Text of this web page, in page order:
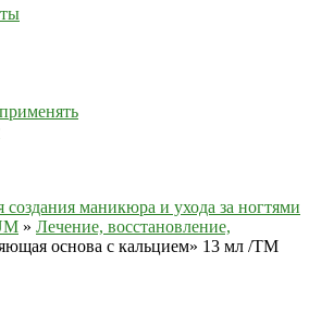
создания маникюра и ухода за ногтями
» Лечение, восстановление,
основа с кальцием» 13 мл /ТМ